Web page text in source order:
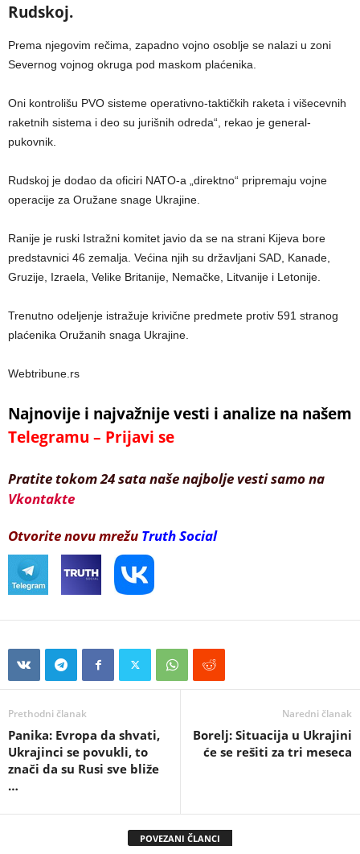
Rudskoj.
Prema njegovim rečima, zapadno vojno osoblje se nalazi u zoni
Severnog vojnog okruga pod maskom plaćenika.
Oni kontrolišu PVO sisteme operativno-taktičkih raketa i višecevnih
raketnih sistema i deo su jurišnih odreda“, rekao je general-
pukovnik.
Rudskoj je dodao da oficiri NATO-a „direktno“ pripremaju vojne
operacije za Oružane snage Ukrajine.
Ranije je ruski Istražni komitet javio da se na strani Kijeva bore
predstavnici 46 zemalja. Većina njih su državljani SAD, Kanade,
Gruzije, Izraela, Velike Britanije, Nemačke, Litvanije i Letonije.
Trenutno odeljenje istražuje krivične predmete protiv 591 stranog
plaćenika Oružanih snaga Ukrajine.
Webtribune.rs
Najnovije i najvažnije vesti i analize na našem
Telegramu – Prijavi se
Pratite tokom 24 sata naše najbolje vesti samo na
Vkontakte
Otvorite novu mrežu Truth Social
Prethodni članak
Panika: Evropa da shvati,
Ukrajinci se povukli, to
znači da su Rusi sve bliže
…
Naredni članak
Borelj: Situacija u Ukrajini
će se rešiti za tri meseca
POVEZANI ČLANCI